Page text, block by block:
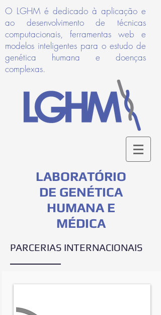
O LGHM é dedicado à aplicação e
ao desenvolvimento de técnicas
computacionais, ferramentas web e
modelos inteligentes para o estudo de
genética humana e doenças
complexas.
LABORATÓRIO
DE GENÉTICA
HUMANA E
MÉDICA
PARCERIAS INTERNACIONAIS